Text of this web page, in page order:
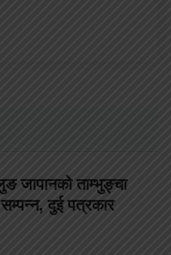
जापानको ताम्भुङ्चा
दुई पत्रकार